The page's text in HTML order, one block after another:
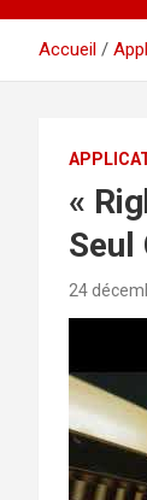
Accueil
«
Seul
24